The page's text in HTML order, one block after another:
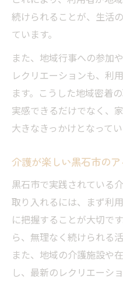
続けられることが、生活
ています。
また、地域行事への参加
レクリエーションも、利
ます。こうした地域密着
実感できるだけでなく、
大きなきっかけとなってい
介護が楽しい黒石市の
黒石市で実践されている
取り入れるには、まず利
に把握することが大切で
ら、無理なく続けられる
また、地域の介護施設や
し、最新のレクリエーシ